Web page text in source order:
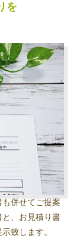
を
併せてご提案
、お見積り書
致します。